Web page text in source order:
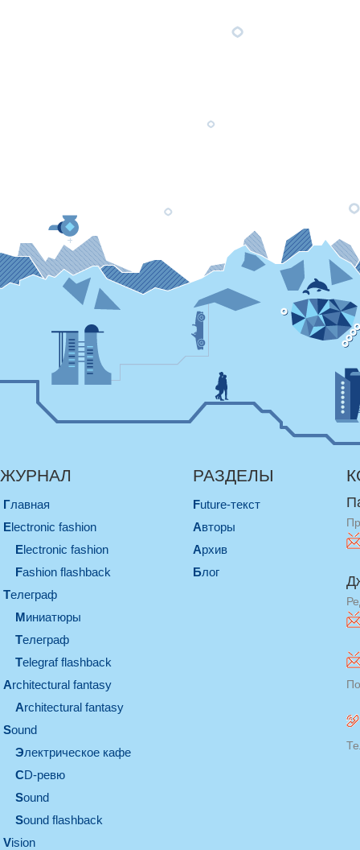
ЖУРНАЛ
Главная
electronic fashion
electronic fashion
Fashion flashback
телеграф
миниатюры
телеграф
Telegraf flashback
architectural fantasy
architectural fantasy
sound
электрическое кафе
CD-ревю
sound
Sound flashback
vision
РАЗДЕЛЫ
Future-текст
Авторы
Архив
Блог